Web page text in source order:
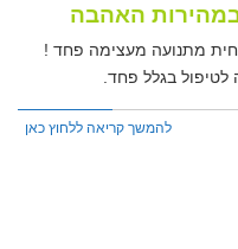
האהבה
מתנועה מעצימה פחד !
לטיפול בגלל פחד.
להמשך קריאה ללחוץ כאן